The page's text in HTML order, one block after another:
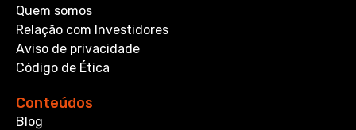
Quem somos
Relação com Investidores
Aviso de privacidade
Código de Ética
Conteúdos
Blog